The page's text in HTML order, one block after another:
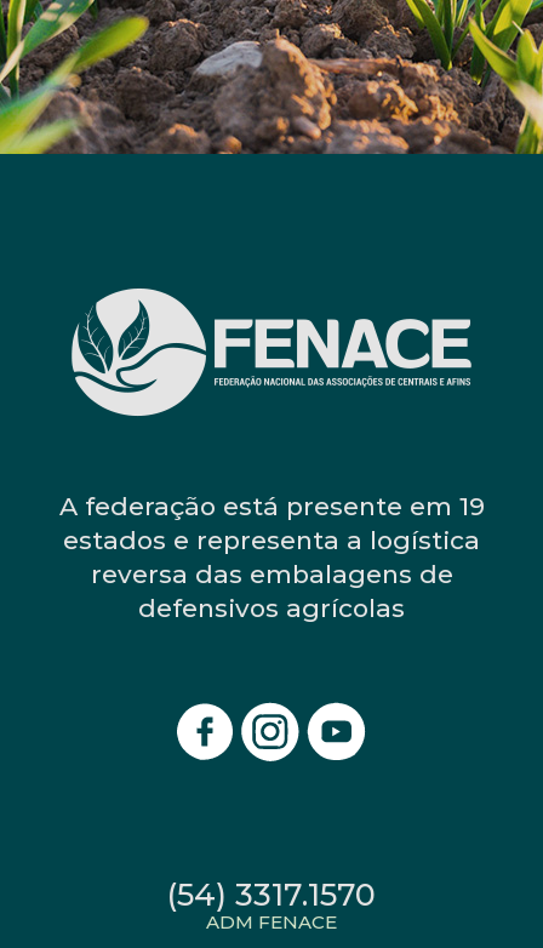
A federação está presente em 19
estados e representa a logística
reversa das embalagens de
defensivos agrícolas
(54) 3317.1570
ADM FENACE